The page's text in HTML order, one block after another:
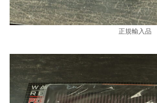
正規輸入品